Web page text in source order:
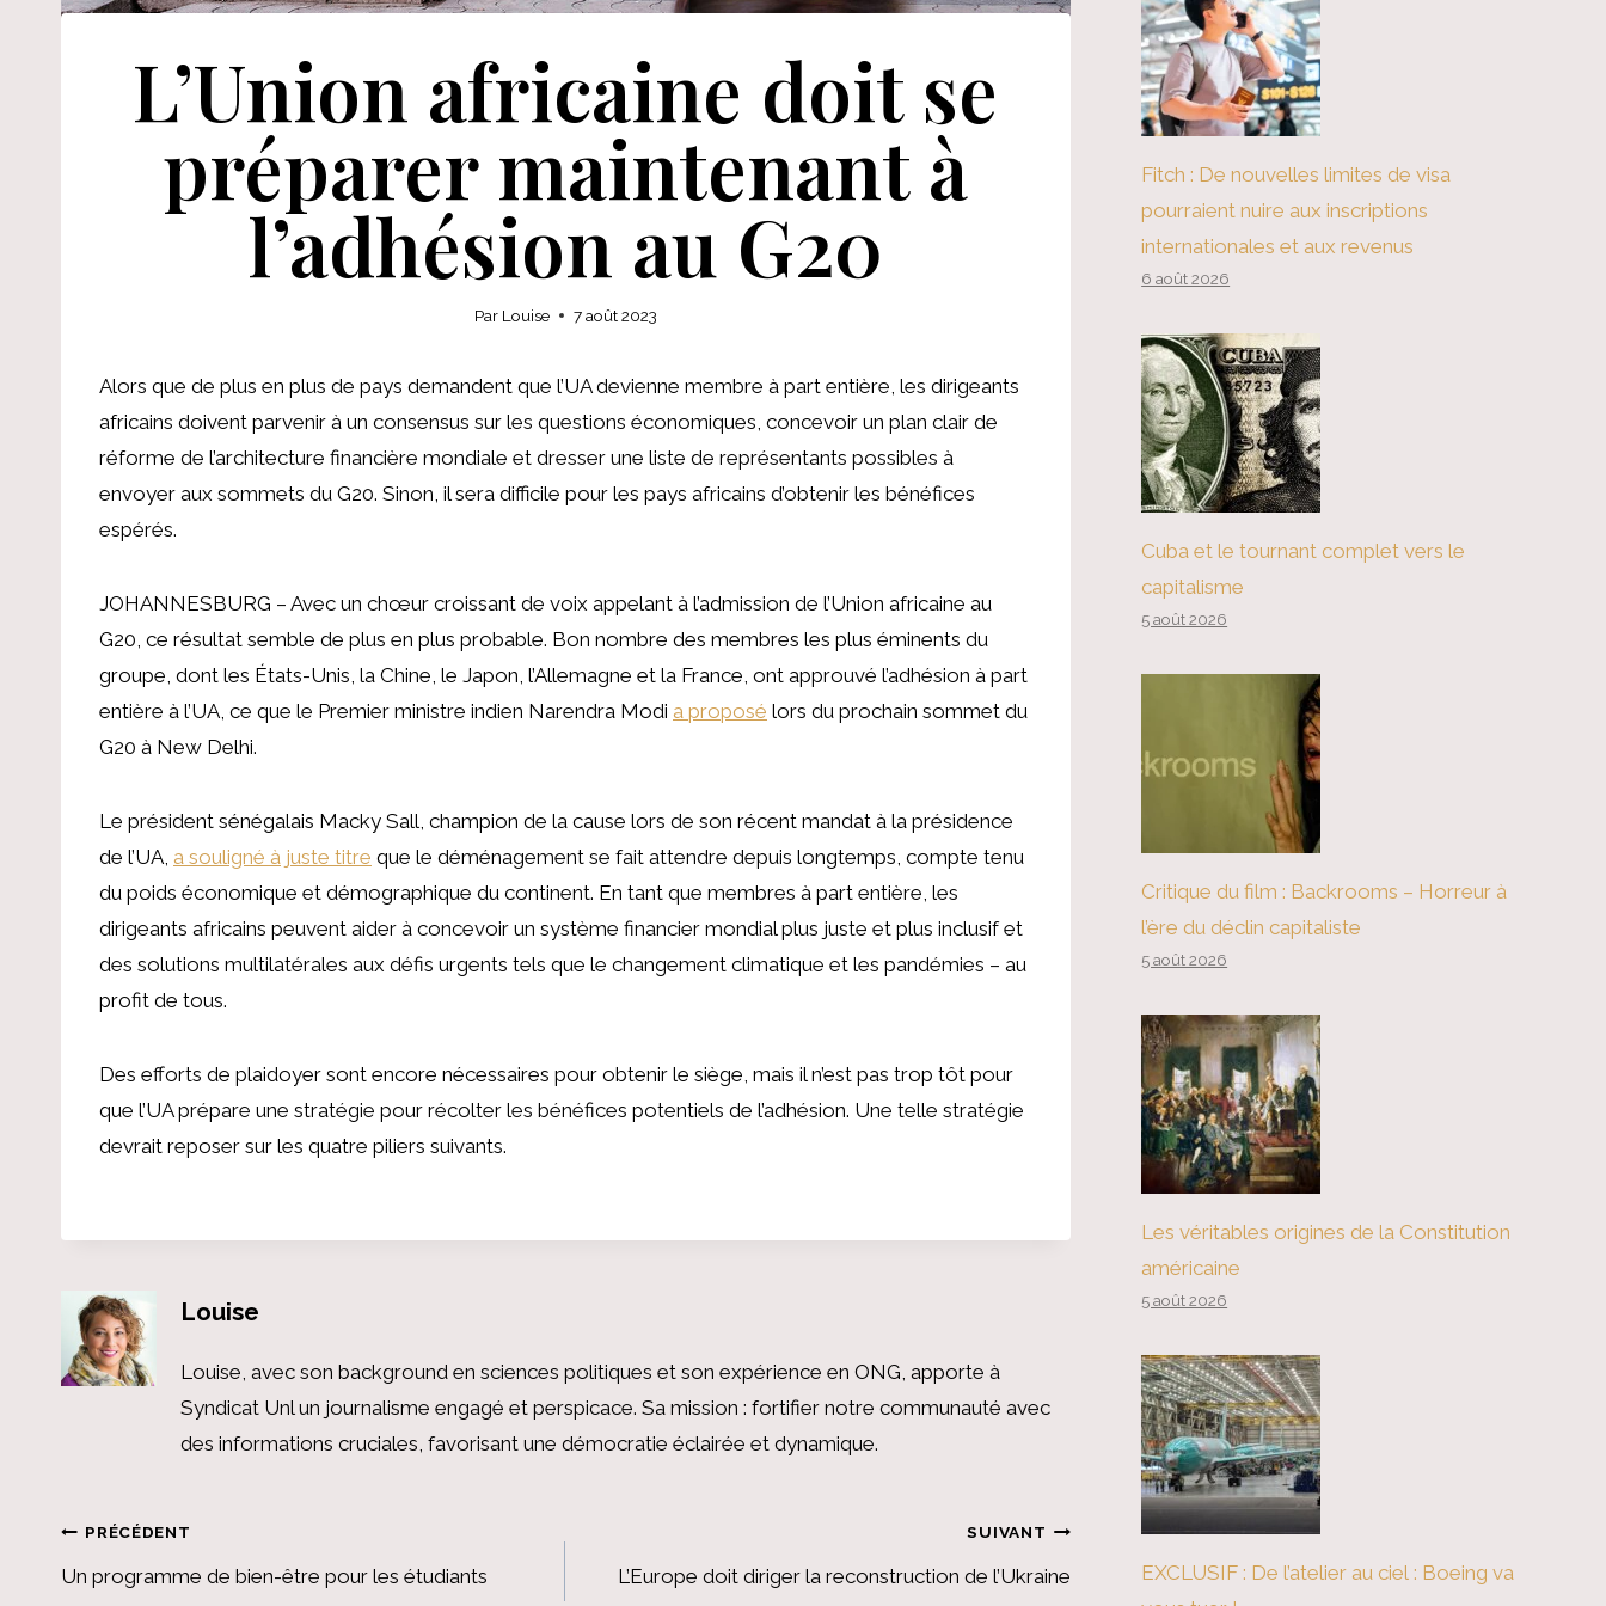
L’Union africaine doit se
préparer maintenant à
l’adhésion au G20
Par Louise 7 août 2023
Alors que de plus en plus de pays demandent que l’UA devienne membre à part entière, les dirigeants
africains doivent parvenir à un consensus sur les questions économiques, concevoir un plan clair de
réforme de l’architecture financière mondiale et dresser une liste de représentants possibles à
envoyer aux sommets du G20. Sinon, il sera difficile pour les pays africains d’obtenir les bénéfices
espérés.
JOHANNESBURG – Avec un chœur croissant de voix appelant à l’admission de l’Union africaine au
G20, ce résultat semble de plus en plus probable. Bon nombre des membres les plus éminents du
groupe, dont les États-Unis, la Chine, le Japon, l’Allemagne et la France, ont approuvé l’adhésion à part
entière à l’UA, ce que le Premier ministre indien Narendra Modi a proposé lors du prochain sommet du
G20 à New Delhi.
Le président sénégalais Macky Sall, champion de la cause lors de son récent mandat à la présidence
de l’UA, a souligné à juste titre que le déménagement se fait attendre depuis longtemps, compte tenu
du poids économique et démographique du continent. En tant que membres à part entière, les
dirigeants africains peuvent aider à concevoir un système financier mondial plus juste et plus inclusif et
des solutions multilatérales aux défis urgents tels que le changement climatique et les pandémies – au
profit de tous.
Des efforts de plaidoyer sont encore nécessaires pour obtenir le siège, mais il n’est pas trop tôt pour
que l’UA prépare une stratégie pour récolter les bénéfices potentiels de l’adhésion. Une telle stratégie
devrait reposer sur les quatre piliers suivants.
Louise
Louise, avec son background en sciences politiques et son expérience en ONG, apporte à
Syndicat Unl un journalisme engagé et perspicace. Sa mission : fortifier notre communauté avec
des informations cruciales, favorisant une démocratie éclairée et dynamique.
Navigation
PRÉCÉDENT
Un programme de bien-être pour les étudiants
SUIVANT
L’Europe doit diriger la reconstruction de l’Ukraine
Fitch : De nouvelles limites de visa
pourraient nuire aux inscriptions
internationales et aux revenus
6 août 2026
Cuba et le tournant complet vers le
capitalisme
5 août 2026
Critique du film : Backrooms – Horreur à
l’ère du déclin capitaliste
5 août 2026
Les véritables origines de la Constitution
américaine
5 août 2026
EXCLUSIF : De l’atelier au ciel : Boeing va